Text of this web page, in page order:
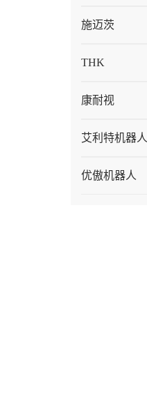
施迈茨
THK
康耐视
艾利特机器人
优傲机器人